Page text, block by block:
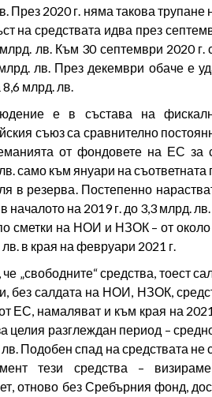
През 2020 г. няма такова трупане
на средствата идва през
лв. Към 30 септември 2020 г.
лв. През декември обаче е
млрд. лв.
е в състава на
съюз са сравнително
от фондовете на ЕС за
само към януари на съответната
в резерва. Постепенно
началото на 2019 г. до 3,3 млрд.
сметки на НОИ и НЗОК – от
в края на февруари 2021 г.
„свободните“ средства, тоест
без салдата на НОИ, НЗОК,
ЕС, намаляват и към края на
целия разглеждан период –
Подобен спад на средствата не
тези средства –
отново без Сребърния фонд,